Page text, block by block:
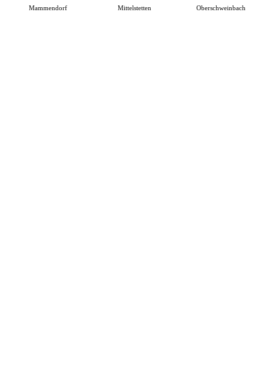
Mammendorf Mittelstetten Oberschweinbach